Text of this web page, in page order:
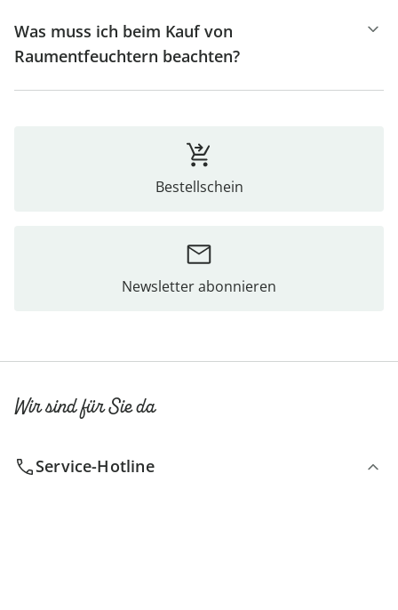
Was muss ich beim Kauf von
Raumentfeuchtern beachten?
Bestellschein
Newsletter abonnieren
Wir sind für Sie da
Service-Hotline